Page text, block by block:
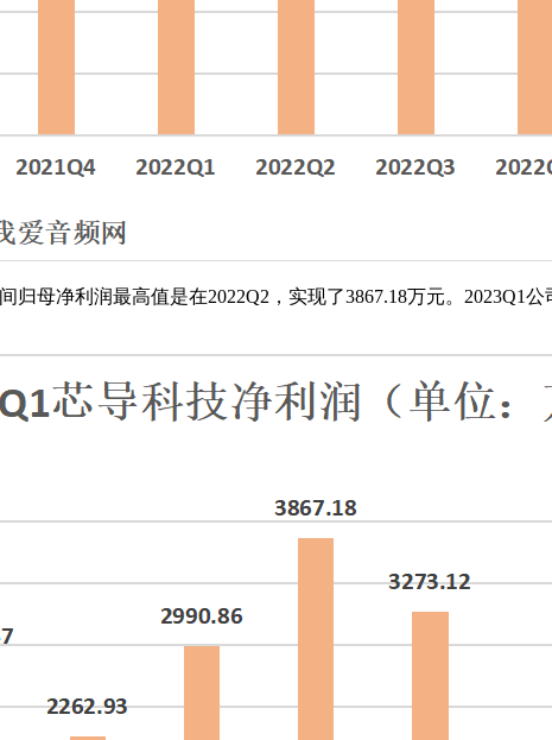
归母净利润最高值是在2022Q2，实现了3867.18万元。2023Q1